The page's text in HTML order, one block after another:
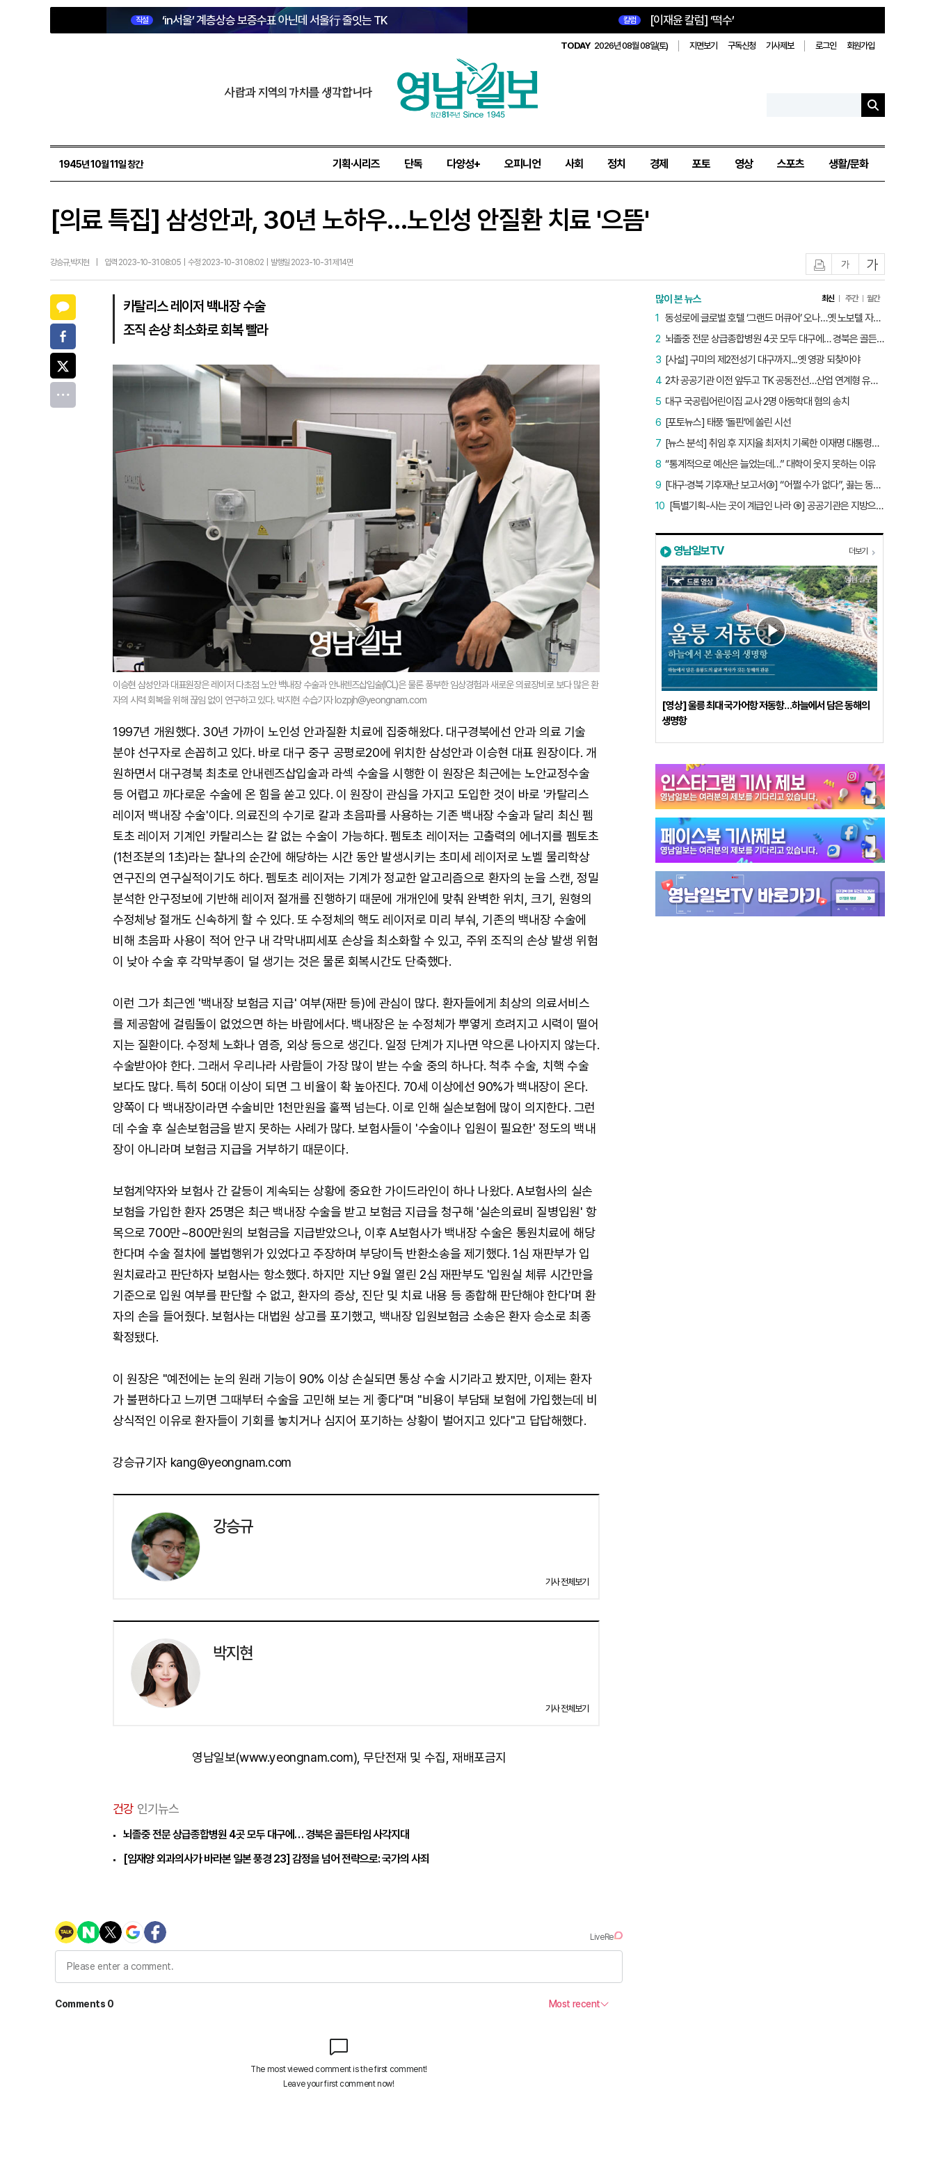
직설 ‘in서울’ 계층상승 보증수표 아닌데 서울行 줄잇는 TK 칼럼 [이재윤 칼럼] ‘떡수’
TODAY 2026년 08월 08일(토) 지면보기 구독신청 기사제보 로그인 회원가입
사람과 지역의 가치를 생각합니다
1945년 10월 11일 창간 기획·시리즈 단독 다양성+ 오피니언 사회 정치 경제 포토 영상 스포츠 생활/문화
[의료 특집] 삼성안과, 30년 노하우…노인성 안질환 치료 '으뜸'
강승규,박지현 입력 2023-10-31 08:05 | 수정 2023-10-31 08:02 | 발행일 2023-10-31 제14면 글자작게글자크게
카탈리스 레이저 백내장 수술
조직 손상 최소화로 회복 빨라
이승현 삼성안과 대표원장은 레이저 다초점 노안 백내장 수술과 안내렌즈삽입술(ICL)은 물론 풍부한 임상경험과 새로운 의료장비로 보다 많은 환
자의 시력 회복을 위해 끊임 없이 연구하고 있다. 박지현 수습기자 lozpjh@yeongnam.com
1997년 개원했다. 30년 가까이 노인성 안과질환 치료에 집중해왔다. 대구경북에선 안과 의료 기술
분야 선구자로 손꼽히고 있다. 바로 대구 중구 공평로20에 위치한 삼성안과 이승현 대표 원장이다. 개
원하면서 대구경북 최초로 안내렌즈삽입술과 라섹 수술을 시행한 이 원장은 최근에는 노안교정수술
등 어렵고 까다로운 수술에 온 힘을 쏟고 있다. 이 원장이 관심을 가지고 도입한 것이 바로 '카탈리스
레이저 백내장 수술'이다. 의료진의 수기로 칼과 초음파를 사용하는 기존 백내장 수술과 달리 최신 펨
토초 레이저 기계인 카탈리스는 칼 없는 수술이 가능하다. 펨토초 레이저는 고출력의 에너지를 펨토초
(1천조분의 1초)라는 찰나의 순간에 해당하는 시간 동안 발생시키는 초미세 레이저로 노벨 물리학상
연구진의 연구실적이기도 하다. 펨토초 레이저는 기계가 정교한 알고리즘으로 환자의 눈을 스캔, 정밀
분석한 안구정보에 기반해 레이저 절개를 진행하기 때문에 개개인에 맞춰 완벽한 위치, 크기, 원형의
수정체낭 절개도 신속하게 할 수 있다. 또 수정체의 핵도 레이저로 미리 부숴, 기존의 백내장 수술에
비해 초음파 사용이 적어 안구 내 각막내피세포 손상을 최소화할 수 있고, 주위 조직의 손상 발생 위험
이 낮아 수술 후 각막부종이 덜 생기는 것은 물론 회복시간도 단축했다.
이런 그가 최근엔 '백내장 보험금 지급' 여부(재판 등)에 관심이 많다. 환자들에게 최상의 의료서비스
를 제공함에 걸림돌이 없었으면 하는 바람에서다. 백내장은 눈 수정체가 뿌옇게 흐려지고 시력이 떨어
지는 질환이다. 수정체 노화나 염증, 외상 등으로 생긴다. 일정 단계가 지나면 약으론 나아지지 않는다.
수술받아야 한다. 그래서 우리나라 사람들이 가장 많이 받는 수술 중의 하나다. 척추 수술, 치핵 수술
보다도 많다. 특히 50대 이상이 되면 그 비율이 확 높아진다. 70세 이상에선 90%가 백내장이 온다.
양쪽이 다 백내장이라면 수술비만 1천만원을 훌쩍 넘는다. 이로 인해 실손보험에 많이 의지한다. 그런
데 수술 후 실손보험금을 받지 못하는 사례가 많다. 보험사들이 '수술이나 입원이 필요한' 정도의 백내
장이 아니라며 보험금 지급을 거부하기 때문이다.
보험계약자와 보험사 간 갈등이 계속되는 상황에 중요한 가이드라인이 하나 나왔다. A보험사의 실손
보험을 가입한 환자 25명은 최근 백내장 수술을 받고 보험금 지급을 청구해 '실손의료비 질병입원' 항
목으로 700만~800만원의 보험금을 지급받았으나, 이후 A보험사가 백내장 수술은 통원치료에 해당
한다며 수술 절차에 불법행위가 있었다고 주장하며 부당이득 반환소송을 제기했다. 1심 재판부가 입
원치료라고 판단하자 보험사는 항소했다. 하지만 지난 9월 열린 2심 재판부도 '입원실 체류 시간만을
기준으로 입원 여부를 판단할 수 없고, 환자의 증상, 진단 및 치료 내용 등 종합해 판단해야 한다'며 환
자의 손을 들어줬다. 보험사는 대법원 상고를 포기했고, 백내장 입원보험금 소송은 환자 승소로 최종
확정됐다.
이 원장은 "예전에는 눈의 원래 기능이 90% 이상 손실되면 통상 수술 시기라고 봤지만, 이제는 환자
가 불편하다고 느끼면 그때부터 수술을 고민해 보는 게 좋다"며 "비용이 부담돼 보험에 가입했는데 비
상식적인 이유로 환자들이 기회를 놓치거나 심지어 포기하는 상황이 벌어지고 있다"고 답답해했다.
강승규기자 kang@yeongnam.com
강승규
기사 전체보기
박지현
기사 전체보기
영남일보(www.yeongnam.com), 무단전재 및 수집, 재배포금지
건강 인기뉴스
뇌졸중 전문 상급종합병원 4곳 모두 대구에… 경북은 골든타임 사각지대
[임재양 외과의사가 바라본 일본 풍경 23] 감정을 넘어 전략으로: 국가의 사죄
많이 본 뉴스 최신 주간 월간
동성로에 글로벌 호텔 ‘그랜드 머큐어’ 오나…옛 노보텔 자리 사무실 개설
1
뇌졸중 전문 상급종합병원 4곳 모두 대구에… 경북은 골든타임 사각지대
2
[사설] 구미의 제2전성기 대구까지...옛 영광 되찾아야
3
2차 공공기관 이전 앞두고 TK 공동전선…산업 연계형 유치 승부수
4
대구 국공립어린이집 교사 2명 아동학대 혐의 송치
5
[포토뉴스] 태풍 ‘돌핀’에 쏠린 시선
6
[뉴스 분석] 취임 후 지지율 최저치 기록한 이재명 대통령…왜?
7
“통계적으로 예산은 늘었는데…” 대학이 웃지 못하는 이유
8
[대구·경북 기후재난 보고서③] “어쩔 수가 없다”, 끓는 동해…‘절멸 위기’ 경북 수산업
9
[특별기획-사는 곳이 계급인 나라 ⑨] 공공기관은 지방으로 왔지만, 그들이 사는 곳은 서울이었다
10
영남일보TV 더보기
[영상] 울릉 최대 국가어항 저동항…하늘에서 담은 동해의
생명항